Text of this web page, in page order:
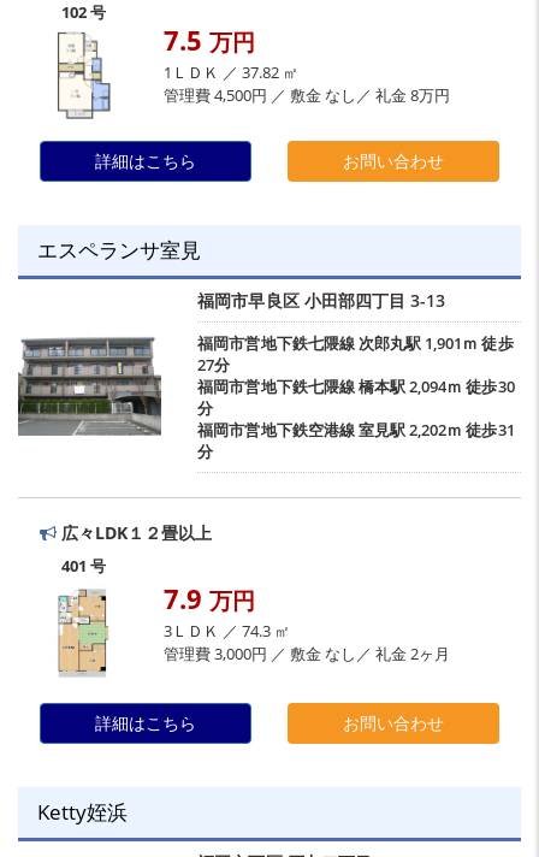
102 号
7.5 万円
1ＬＤＫ ／ 37.82 ㎡
管理費 4,500円 ／ 敷金 なし／ 礼金 8万円
詳細はこちら お問い合わせ
エスペランサ室見
福岡市早良区 小田部四丁目 3-13
福岡市営地下鉄七隈線 次郎丸駅 1,901ｍ 徒歩
27分
福岡市営地下鉄七隈線橋本駅2,094ｍ 徒歩30
分
福岡市営地下鉄空港線室見駅2,202ｍ 徒歩31
分
広々LDK１２畳以上
401 号
7.9 万円
3ＬＤＫ ／ 74.3 ㎡
管理費 3,000円 ／ 敷金 なし／ 礼金 2ヶ月
詳細はこちら お問い合わせ
Ketty姪浜